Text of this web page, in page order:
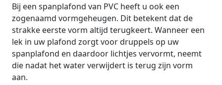
Bij een spanplafond van PVC heeft u ook een
zogenaamd vormgeheugen. Dit betekent dat de
strakke eerste vorm altijd terugkeert. Wanneer een
lek in uw plafond zorgt voor druppels op uw
spanplafond en daardoor lichtjes vervormt, neemt
die nadat het water verwijdert is terug zijn vorm
aan.